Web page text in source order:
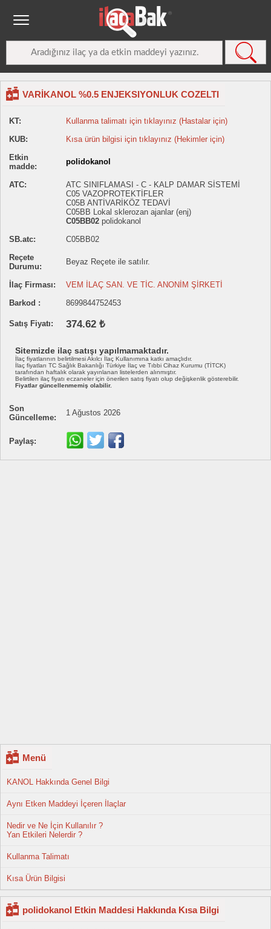
VARİKANOL %0.5 ENJEKSIYONLUK COZELTI
KT:
Kullanma talimatı için tıklayınız (Hastalar için)
KUB:
Kısa ürün bilgisi için tıklayınız (Hekimler için)
Etkin
madde:
polidokanol
ATC:
ATC SINIFLAMASI - C - KALP DAMAR SİSTEMİ
C05 VAZOPROTEKTİFLER
C05B ANTİVARİKÖZ TEDAVİ
C05BB Lokal sklerozan ajanlar (enj)
C05BB02 polidokanol
SB.atc:
C05BB02
Reçete
Durumu:
Beyaz Reçete ile satılır.
İlaç Firması:
VEM İLAÇ SAN. VE TİC. ANONİM ŞİRKETİ
Barkod :
8699844752453
Satış Fiyatı: 374.62 ₺
Sitemizde ilaç satışı yapılmamaktadır.
İlaç fiyatlarının belirtilmesi Akılcı İlaç Kullanımına katkı amaçlıdır.
İlaç fiyatları TC Sağlık Bakanlığı Türkiye İlaç ve Tıbbi Cihaz Kurumu (TİTCK)
tarafından haftalık olarak yayınlanan listelerden alınmıştır.
Belirtilen ilaç fiyatı eczaneler için önerilen satış fiyatı olup değişkenlik gösterebilir.
Fiyatlar güncellenmemiş olabilir.
Son
Güncelleme:
1 Ağustos 2026
Paylaş:
Menü
KANOL Hakkında Genel Bilgi
Aynı Etken Maddeyi İçeren İlaçlar
Nedir ve Ne İçin Kullanılır ?
Yan Etkileri Nelerdir ?
Kullanma Talimatı
Kısa Ürün Bilgisi
polidokanol Etkin Maddesi Hakkında Kısa Bilgi